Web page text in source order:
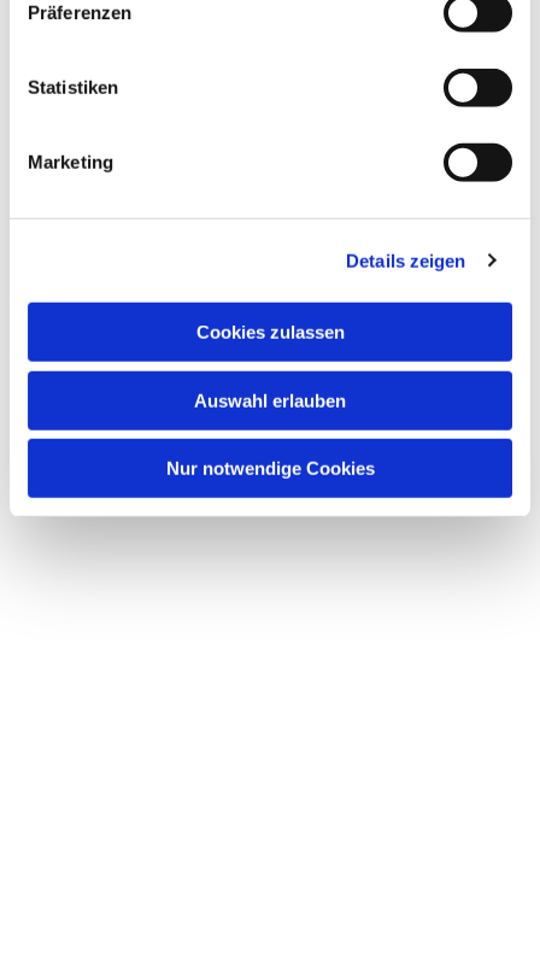
Präferenzen
Statistiken
Marketing
Details zeigen
Cookies zulassen
Auswahl erlauben
Nur notwendige Cookies
Dies könnte Sie auch
interessieren